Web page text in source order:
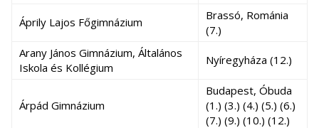
Áprily Lajos Főgimnázium
Brassó, Románia
(7.)
Arany János Gimnázium, Általános
Iskola és Kollégium
Nyíregyháza (12.)
Árpád Gimnázium
Budapest, Óbuda
(1.) (3.) (4.) (5.) (6.)
(7.) (9.) (10.) (12.)